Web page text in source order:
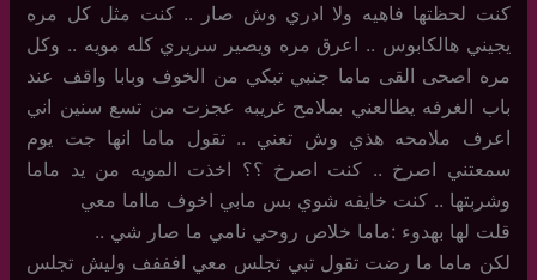
كنت لحظتها فاهيه ولا ادري وش صار .. كنت مثل كل مره
يجيني هالكابوس .. اعرق مره ويصير سريري كله مويه .. وكل
مره اصحى القى ماما جنبي تبكي من الخوف وبابا واقف عند
باب الغرفه يطالعني بملامح غريبه عجزت من تسع سنين اني
اعرف ملامحه هذي وش تعني .. تقول ماما انها جت يوم
سمعتني اصرخ .. كنت اصرخ ؟؟ اخذت المويه من يد ماما
وشربتها .. كنت خايفه شوي بس مابي اخوف مااما معي
قلت لها بهدوء :ماما خلاص روحي نامي ما صار شي ..
لكن ماما ما رضت تقول تبي تجلس معي افففف وليش تجلس